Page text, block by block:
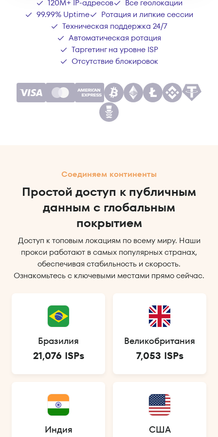
120M+ IP-адресов
Все геолокации
99.99% Uptime
Ротация и липкие сессии
Техническая поддержка 24/7
Автоматическая ротация
Таргетинг на уровне ISP
Отсутствие блокировок
Соединяем континенты
Простой доступ к публичным
данным с глобальным
покрытием
Доступ к топовым локациям по всему миру. Наши
прокси работают в самых популярных странах,
обеспечивая стабильность и скорость.
Ознакомьтесь с ключевыми местами прямо сейчас.
Бразилия
21,076 ISPs
Великобритания
7,053 ISPs
Индия США